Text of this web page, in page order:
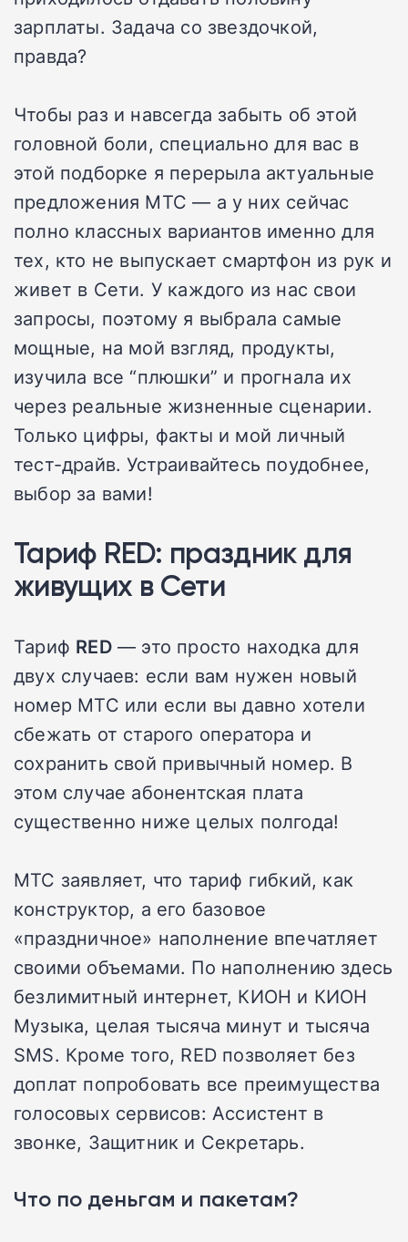
зарплаты. Задача со звездочкой,
правда?
Чтобы раз и навсегда забыть об этой
головной боли, специально для вас в
этой подборке я перерыла актуальные
предложения МТС — а у них сейчас
полно классных вариантов именно для
тех, кто не выпускает смартфон из рук и
живет в Сети. У каждого из нас свои
запросы, поэтому я выбрала самые
мощные, на мой взгляд, продукты,
изучила все “плюшки” и прогнала их
через реальные жизненные сценарии.
Только цифры, факты и мой личный
тест-драйв. Устраивайтесь поудобнее,
выбор за вами!
Тариф RED: праздник для
живущих в Сети
Тариф RED— это просто находка для
двух случаев: если вам нужен новый
номер МТС или если вы давно хотели
сбежать от старого оператора и
сохранить свой привычный номер. В
этом случае абонентская плата
существенно ниже целых полгода!
МТС заявляет, что тариф гибкий, как
конструктор, а его базовое
«праздничное» наполнение впечатляет
своими объемами. По наполнению здесь
безлимитный интернет, КИОН и КИОН
Музыка, целая тысяча минут и тысяча
SMS. Кроме того, RED позволяет без
доплат попробовать все преимущества
голосовых сервисов: Ассистент в
звонке, Защитник и Секретарь.
Что по деньгам и пакетам?